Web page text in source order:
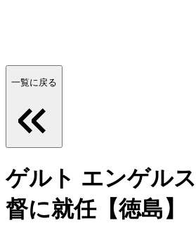
一覧に戻る
ゲルト エンゲル
督に就任【徳島】